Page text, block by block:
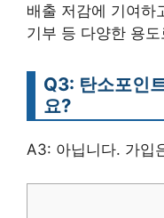
배출 저감에 기여하
기부 등 다양한 용
Q3: 탄소포인
요?
A3: 아닙니다. 가입